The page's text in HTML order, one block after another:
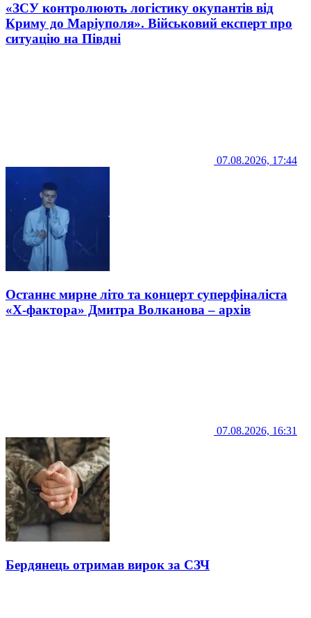
«ЗСУ контролюють логістику окупантів від
Криму до Маріуполя». Військовий експерт про
ситуацію на Півдні
07.08.2026, 17:44
Останнє мирне літо та концерт суперфіналіста
«Х-фактора» Дмитра Волканова – архів
07.08.2026, 16:31
Бердянець отримав вирок за СЗЧ